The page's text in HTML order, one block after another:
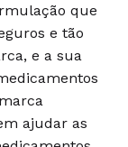
que
e tão
e a sua
ajudar as